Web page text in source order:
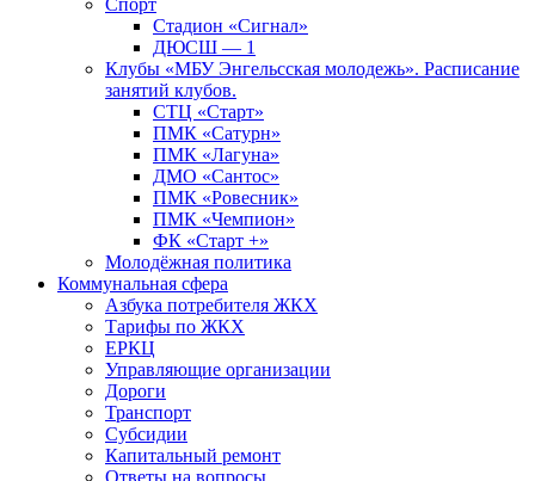
Спорт
Стадион «Сигнал»
ДЮСШ — 1
Клубы «МБУ Энгельсская молодежь». Расписание
занятий клубов.
СТЦ «Старт»
ПМК «Сатурн»
ПМК «Лагуна»
ДМО «Сантос»
ПМК «Ровесник»
ПМК «Чемпион»
ФК «Старт +»
Молодёжная политика
Коммунальная сфера
Азбука потребителя ЖКХ
Тарифы по ЖКХ
ЕРКЦ
Управляющие организации
Дороги
Транспорт
Субсидии
Капитальный ремонт